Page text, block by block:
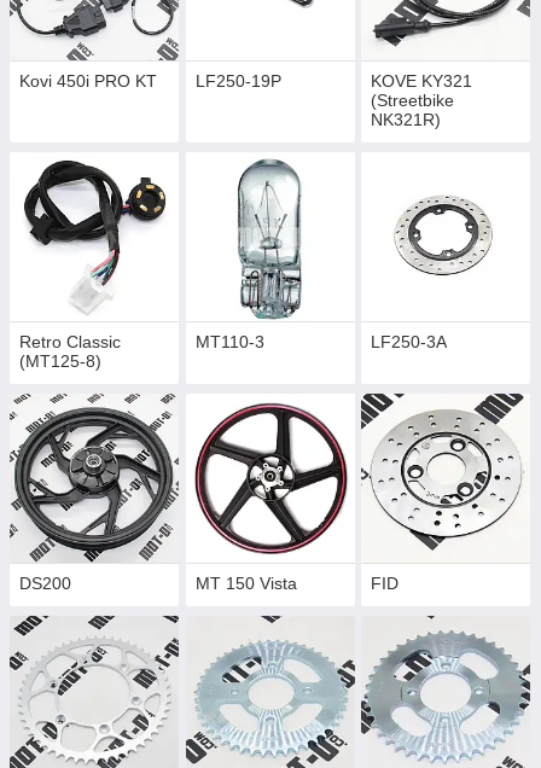
Kovi 450i PRO KT LF250-19P
KOVE KY321
(Streetbike
NK321R)
Retro Classic
(MT125-8)
MT110-3 LF250-3A
DS200 MT 150 Vista FID